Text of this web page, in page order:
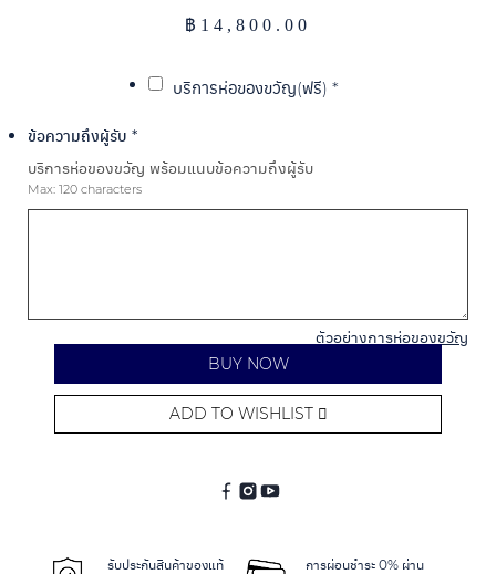
฿ 14,800.00
บริการห่อของขวัญ(ฟรี) *
ข้อความถึงผู้รับ *
บริการห่อของขวัญ พร้อมแนบข้อความถึงผู้รับ
Max: 120 characters
ตัวอย่างการห่อของขวัญ
BUY NOW
ADD TO WISHLIST
รับประกันสินค้าของแท้
การผ่อนชำระ 0% ผ่าน